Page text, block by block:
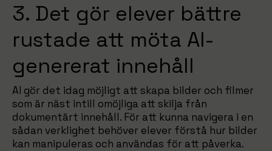
3. Det gör elever bättre
rustade att möta AI-
genererat innehåll
AI gör det idag möjligt att skapa bilder och filmer
som är näst intill omöjliga att skilja från
dokumentärt innehåll. För att kunna navigera i en
sådan verklighet behöver elever förstå hur bilder
kan manipuleras och användas för att påverka.